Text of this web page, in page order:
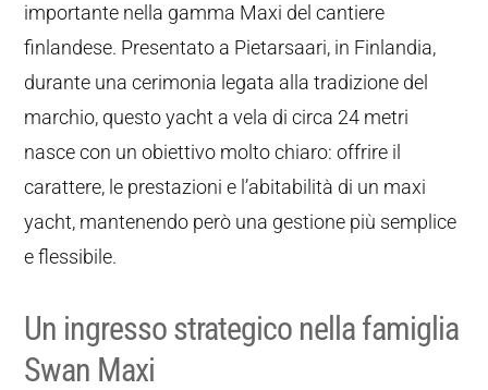
importante nella gamma Maxi del cantiere
finlandese. Presentato a Pietarsaari, in Finlandia,
durante una cerimonia legata alla tradizione del
marchio, questo yacht a vela di circa 24 metri
nasce con un obiettivo molto chiaro: offrire il
carattere, le prestazioni e l’abitabilità di un maxi
yacht, mantenendo però una gestione più semplice
e flessibile.
Un ingresso strategico nella famiglia
Swan Maxi